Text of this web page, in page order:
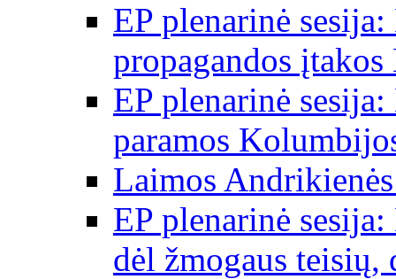
EP plenarinė
propagandos įtakos
EP plenarinė
paramos
Laimos
EP plenarinė
dėl žmogaus